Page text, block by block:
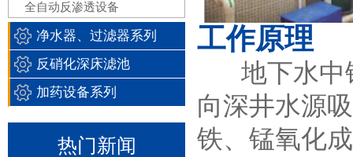
全自动反渗透设备
净水器、过滤器系列
反硝化深床滤池
加药设备系列
热门新闻
工作原理
地下水中
向深井水源
铁、锰氧化